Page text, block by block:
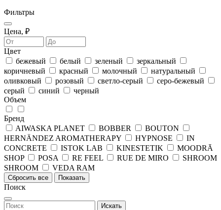
Фильтры
Цена, ₽
Цвет
бежевый
белый зеленый
зеркальный
коричневый
красный молочный
натуральный
оливковый
розовый светло-серый
серо-бежевый
серый
синий
черный
Объем
Бренд
AIWASKA PLANET
BOBBER
BOUTON
HERNÄNDEZ AROMATHERAPY
HYPNOSE
IN
CONCRETE
ISTOK LAB KINESTETIK
MOODRĀ
SHOP
POSA RE FEEL RUE DE MIRO
SHROOM
SHROOM
VEDA RAM
Сбросить все Показать
Поиск
Искать